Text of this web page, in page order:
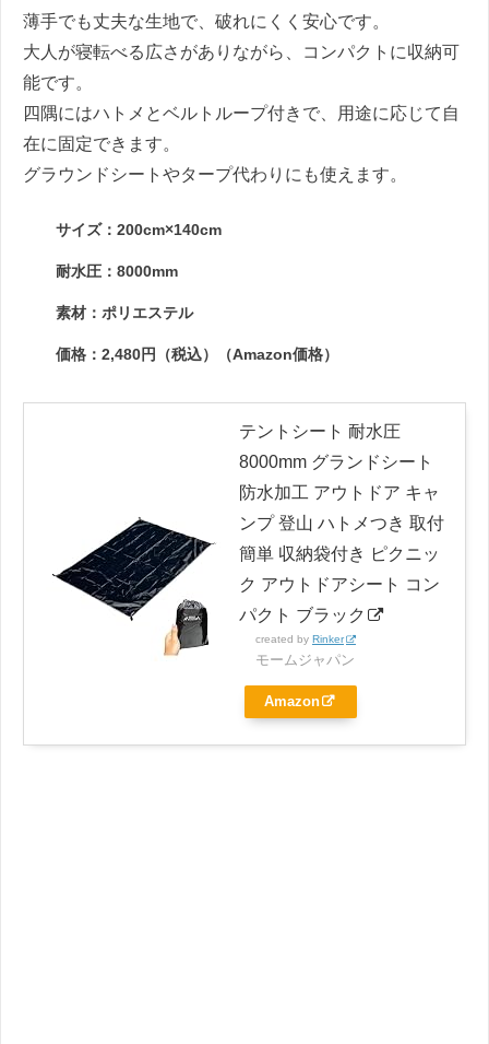
薄手でも丈夫な生地で、破れにくく安心です。
大人が寝転べる広さがありながら、コンパクトに収納可
能です。
四隅にはハトメとベルトループ付きで、用途に応じて自
在に固定できます。
グラウンドシートやタープ代わりにも使えます。
サイズ：200cm×140cm
耐水圧：8000mm
素材：ポリエステル
価格：2,480円（税込）（Amazon価格）
テントシート 耐水圧
8000mm グランドシート
防水加工 アウトドア キャ
ンプ 登山 ハトメつき 取付
簡単 収納袋付き ピクニッ
ク アウトドアシート コン
パクト ブラック
created by Rinker
モームジャパン
Amazon